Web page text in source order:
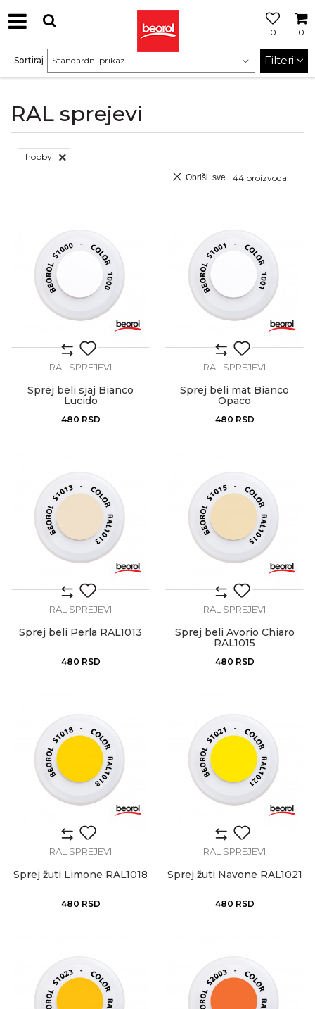
0
0
RAL sprejevi
Sortiraj Filteri
hobby
44 proizvoda
Obriši sve
RAL SPREJEVI
Sprej beli sjaj Bianco
Lucido
480 RSD
RAL SPREJEVI
Sprej beli mat Bianco
Opaco
480 RSD
RAL SPREJEVI
Sprej beli Perla RAL1013
480 RSD
RAL SPREJEVI
Sprej beli Avorio Chiaro
RAL1015
480 RSD
RAL SPREJEVI
Sprej žuti Limone RAL1018
480 RSD
RAL SPREJEVI
Sprej žuti Navone RAL1021
480 RSD